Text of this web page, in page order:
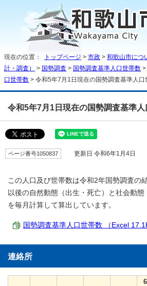
現在の位置： トップページ > 市政 > 和歌山市につ
計・調査）
> 国勢調査 > 国勢調査基準人口世帯数 >
口世帯数 > 令和5年7月1日現在の国勢調査基準人口
令和5年7月1日現在の国勢調査基準
ページ番号1050837 更新日 令和6年1月4日
この人口及び世帯数は令和2年国勢調査の
以後の自然動態（出生・死亡）と社会動
を毎月計算して算出しています。
国勢調査基準人口世帯数 （Excel
連絡所